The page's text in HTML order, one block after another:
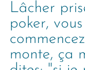
Lâcher
poker,
monte, ça